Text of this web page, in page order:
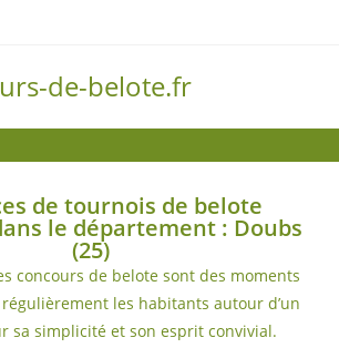
de-belote.fr
de tournois de belote
le département : Doubs
(25)
concours de belote sont des moments
les habitants autour d’un
sa simplicité et son esprit convivial.